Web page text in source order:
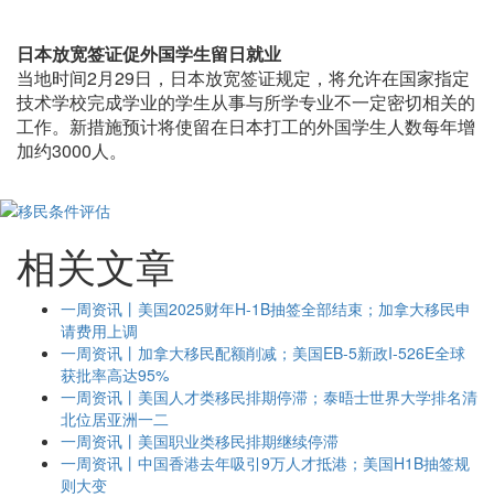
日本放宽签证促外国学生留日就业
当地时间2月29日，日本放宽签证规定，将允许在国家指定
技术学校完成学业的学生从事与所学专业不一定密切相关的
工作。新措施预计将使留在日本打工的外国学生人数每年增
加约3000人。
相关文章
一周资讯丨美国2025财年H-1B抽签全部结束；加拿大移民申
请费用上调
一周资讯丨加拿大移民配额削减；美国EB-5新政I-526E全球
获批率高达95%
一周资讯丨美国人才类移民排期停滞；泰晤士世界大学排名清
北位居亚洲一二
一周资讯丨美国职业类移民排期继续停滞
一周资讯丨中国香港去年吸引9万人才抵港；美国H1B抽签规
则大变